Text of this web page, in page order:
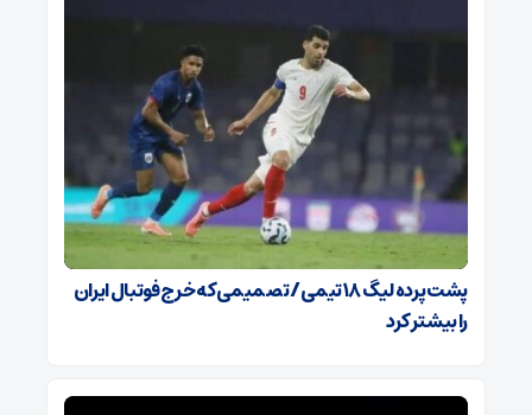
پشت پرده لیگ ۱۸ تیمی / تصمیمی که خرج فوتبال ایران
را بیشتر کرد